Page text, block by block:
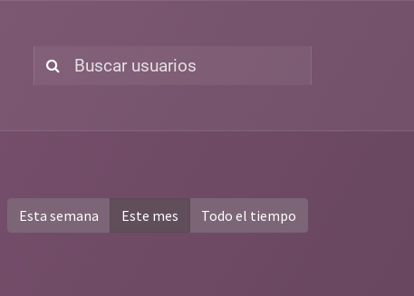
Esta semana Este mes Todo el tiempo